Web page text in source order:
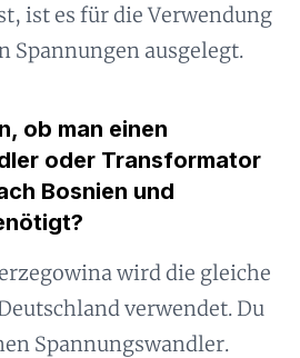
ist es für die Verwendung
Spannungen ausgelegt.
ob man einen
oder Transformator
Bosnien und
wird die gleiche
verwendet. Du
Spannungswandler.